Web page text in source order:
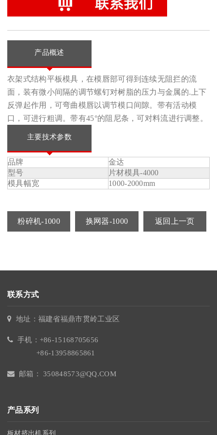
产品概述
衣架式结构平板模具，在模唇部可得到连续无阻拦的流
面，装有微小间隔的调节螺钉对树脂的压力与金属的.上下
反弹起作用，可弯曲模唇以调节模口间隙。带有活动模
口，可进行粗调。带有45°的阻尼条，可对料流进行调整。
主要技术参数
品牌
金达
型号
片材模具-4000
模具幅宽
1000-2000mm
粉碎机-1000 换网器-1000 返回上一页
联系方式
地址：福建省福鼎市贯岭工业区
手机：+86-15168705656
+86-13958865861
邮箱： 350848573@QQ.COM
产品系列
板材挤出机系列